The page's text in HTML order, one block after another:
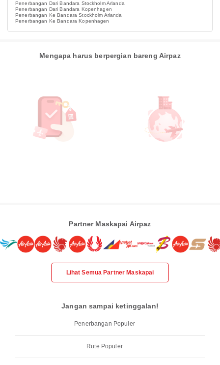
Penerbangan Dari Bandara Stockholm Arlanda
Penerbangan Dari Bandara Kopenhagen
Penerbangan Ke Bandara Stockholm Arlanda
Penerbangan Ke Bandara Kopenhagen
Mengapa harus berpergian bareng Airpaz
Partner Maskapai Airpaz
Lihat Semua Partner Maskapai
Jangan sampai ketinggalan!
Penerbangan Populer
Rute Populer